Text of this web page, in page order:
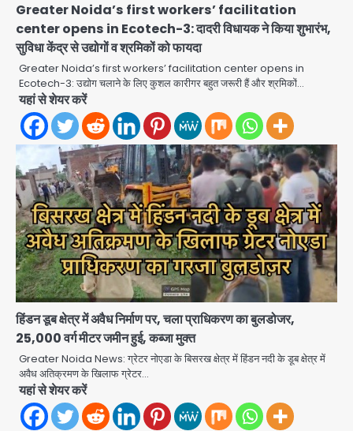
Greater Noida’s first workers’ facilitation
center opens in Ecotech-3: दादरी विधायक ने किया शुभारंभ,
सुविधा केंद्र से उद्योगों व श्रमिकों को फायदा
Greater Noida’s first workers’ facilitation center opens in
Ecotech-3: उद्योग चलाने के लिए कुशल कारीगर बहुत जरूरी हैं और श्रमिकों…
यहां से शेयर करें
हिंडन डूब क्षेत्र में अवैध निर्माण पर, चला प्राधिकरण का बुलडोजर,
25,000 वर्ग मीटर जमीन हुई, कब्जा मुक्त
Greater Noida News: ग्रेटर नोएडा के बिसरख क्षेत्र में हिंडन नदी के डूब क्षेत्र में
अवैध अतिक्रमण के खिलाफ ग्रेटर…
यहां से शेयर करें
2
Noida Crime news: रेप पीड़िता
सेक्टर-49 में महिला को मिली ब्लास्ट की धमकी
Avinash Kumar
3
Ranchi JPSC-JSSC Protest: 16वें
दिन भी आंदोलन जारी, CBI जांच और 14th
Exam रद्द करने की मांग
Avinash Kumar
4
Milk price hike in
Maharashtra: महाराष्ट्र में 11 अगस्त से
दूध के दाम 2 रुपये प्रति लीटर बढ़े
Avinash Kumar
5
Noida Sector-49: सेक्टर-49 में 18
साल की मेड ने की खुदकुशी, शरीर पर नहीं मिली
कोई बाहरी
Avinash Kumar
Noida Crime News: नोएडा सेक्टर-51